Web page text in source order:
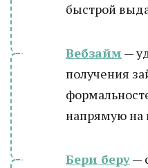
быстрой
Вебзайм —
получения
напрямую на
Бери беру—